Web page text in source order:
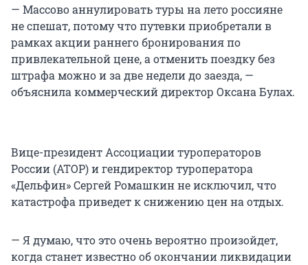
— Массово аннулировать туры на лето россияне
не спешат, потому что путевки приобретали в
рамках акции раннего бронирования по
привлекательной цене, а отменить поездку без
штрафа можно и за две недели до заезда, —
объяснила коммерческий директор Оксана Булах.
Вице-президент Ассоциации туроператоров
России (АТОР) и гендиректор туроператора
«Дельфин» Сергей Ромашкин не исключил, что
катастрофа приведет к снижению цен на отдых.
— Я думаю, что это очень вероятно произойдет,
когда станет известно об окончании ликвидации